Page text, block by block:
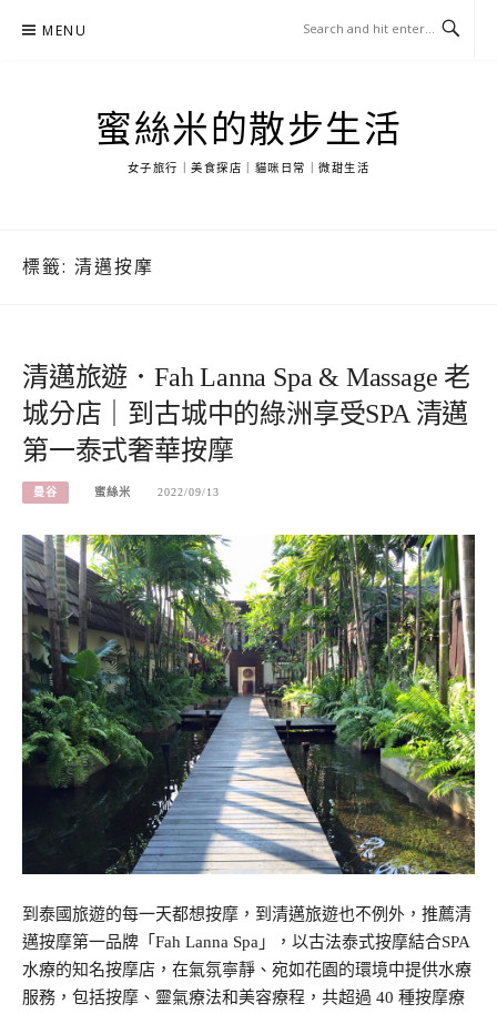
MENU
蜜絲米的散步生活
女子旅行｜美食探店｜貓咪日常｜微甜生活
標籤: 清邁按摩
清邁旅遊．Fah Lanna Spa & Massage 老
城分店｜到古城中的綠洲享受SPA 清邁
第一泰式奢華按摩
曼谷 蜜絲米 2022/09/13
到泰國旅遊的每一天都想按摩，到清邁旅遊也不例外，推薦清
邁按摩第一品牌「Fah Lanna Spa」，以古法泰式按摩結合SPA
水療的知名按摩店，在氣氛寧靜、宛如花園的環境中提供水療
服務，包括按摩、靈氣療法和美容療程，共超過 40 種按摩療